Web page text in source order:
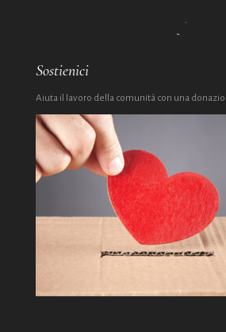
Sostienici
Aiuta il lavoro della comunità con una